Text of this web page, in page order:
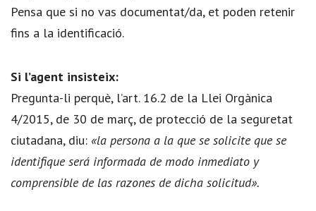
Pensa que si no vas documentat/da, et poden retenir
fins a la identificació.
Si l’agent insisteix:
Pregunta-li perquè, l’art. 16.2 de la Llei Orgànica
4/2015, de 30 de març, de protecció de la seguretat
ciutadana, diu: «la persona a la que se solicite que se
identifique será informada de modo inmediato y
comprensible de las razones de dicha solicitud».